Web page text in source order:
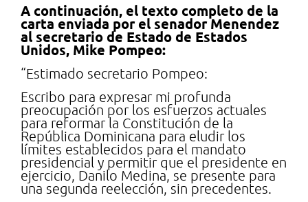
A continuación, el texto completo de la
carta enviada por el senador Menendez
al secretario de Estado de Estados
Unidos, Mike Pompeo:
“Estimado secretario Pompeo:
Escribo para expresar mi profunda
preocupación por los esfuerzos actuales
para reformar la Constitución de la
República Dominicana para eludir los
límites establecidos para el mandato
presidencial y permitir que el presidente en
ejercicio, Danilo Medina, se presente para
una segunda reelección, sin precedentes.